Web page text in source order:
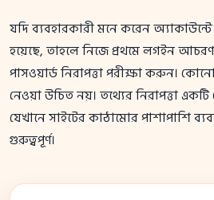
যদি ব্যবহারকারী মনে করেন
হয়েছে, তাহলে নিজে প্রথমে লগইন
পাসওয়ার্ড নিরাপত্তা পরীক্ষা করুন।
নেওয়া উচিত নয়। তথ্যের নিরাপত্তা
যেখানে সাইটের কাঠামোর পাশাপাশি
গুরুত্বপূর্ণ।